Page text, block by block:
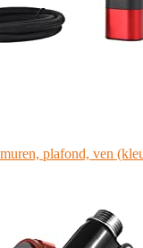
plafond, ven